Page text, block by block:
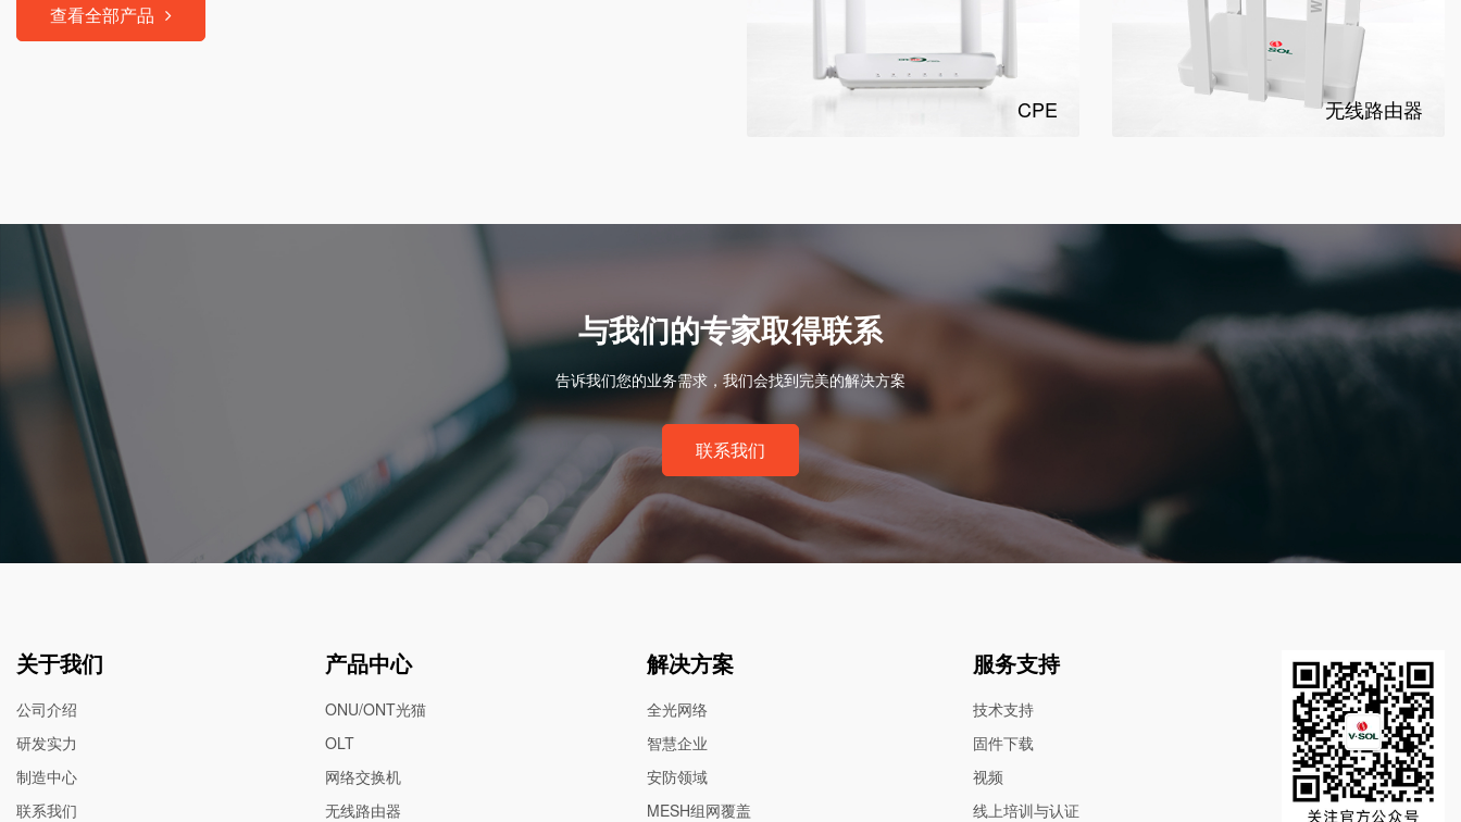
查看全部产品
CPE 无线路由器
与我们的专家取得联系
告诉我们您的业务需求，我们会找到完美的解决方案
联系我们
关于我们
公司介绍
研发实力
制造中心
联系我们
产品中心
ONU/ONT光猫
OLT
网络交换机
无线路由器
解决方案
全光网络
智慧企业
安防领域
MESH组网覆盖
服务支持
技术支持
固件下载
视频
线上培训与认证